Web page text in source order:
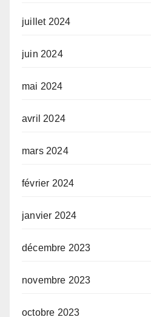
juillet 2024
juin 2024
mai 2024
avril 2024
mars 2024
février 2024
janvier 2024
décembre 2023
novembre 2023
octobre 2023